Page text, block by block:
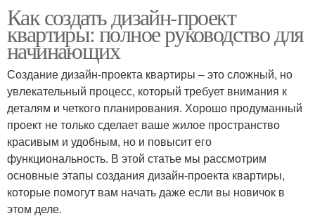
Как создать дизайн-проект
квартиры: полное руководство для
начинающих
Создание дизайн-проекта квартиры – это сложный, но
увлекательный процесс, который требует внимания к
деталям и четкого планирования. Хорошо продуманный
проект не только сделает ваше жилое пространство
красивым и удобным, но и повысит его
функциональность. В этой статье мы рассмотрим
основные этапы создания дизайн-проекта квартиры,
которые помогут вам начать даже если вы новичок в
этом деле.